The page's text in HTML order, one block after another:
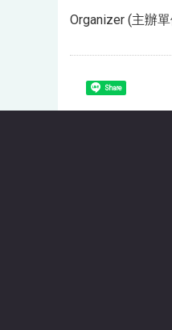
Organizer (主辦
Share